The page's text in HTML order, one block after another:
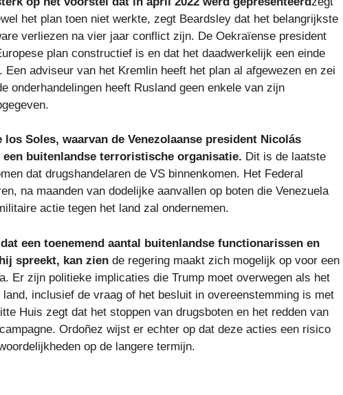
het plan toen niet werkte, zegt Beardsley dat het belangrijkste
verliezen na vier jaar conflict zijn. De Oekraïense president
plan constructief is en dat het daadwerkelijk een einde
Een adviseur van het Kremlin heeft het plan al afgewezen en zei
onderhandelingen heeft Rusland geen enkele van zijn
Soles, waarvan de Venezolaanse president Nicolás
buitenlandse terroristische organisatie. Dit is de laatste
dat drugshandelaren de VS binnenkomen. Het Federal
na maanden van dodelijke aanvallen op boten die Venezuela
actie tegen het land zal ondernemen.
een toenemend aantal buitenlandse functionarissen en
spreekt, kan zien de regering maakt zich mogelijk op voor een
Er zijn politieke implicaties die Trump moet overwegen als het
inclusief de vraag of het besluit in overeenstemming is met
Huis zegt dat het stoppen van drugsboten en het redden van
Ordoñez wijst er echter op dat deze acties een risico
op de langere termijn.